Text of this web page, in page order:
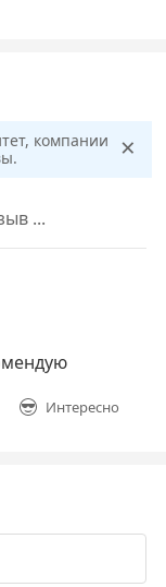
компании
×
...
Интересно